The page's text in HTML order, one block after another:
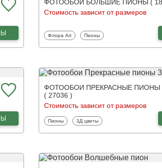
ФОТООБОИ БОЛЬШИЕ ПИОНЫ (
Стоимость зависит от размеров
Фотообои
Флора Art Фотообои
Пионы
ФОТООБОИ ПРЕКРАСНЫЕ ПИОНЫ
( 27036 )
Стоимость зависит от размеров
Фотообои
Пионы Фотообои
3Д цветы